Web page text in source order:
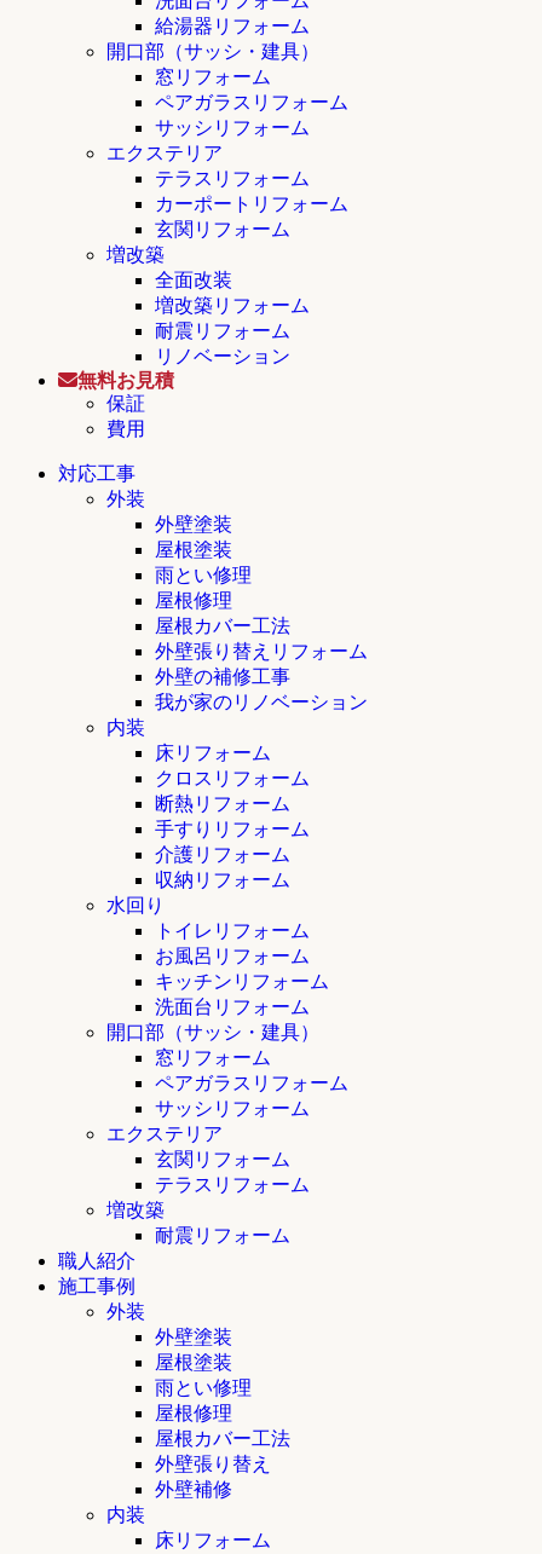
給湯器リフォーム
開口部（サッシ・建具）
窓リフォーム
ペアガラスリフォーム
サッシリフォーム
エクステリア
テラスリフォーム
カーポートリフォーム
玄関リフォーム
増改築
全面改装
増改築リフォーム
耐震リフォーム
リノベーション
無料お見積
保証
費用
対応工事
外装
外壁塗装
屋根塗装
雨とい修理
屋根修理
屋根カバー工法
外壁張り替えリフォーム
外壁の補修工事
我が家のリノベーション
内装
床リフォーム
クロスリフォーム
断熱リフォーム
手すりリフォーム
介護リフォーム
収納リフォーム
水回り
トイレリフォーム
お風呂リフォーム
キッチンリフォーム
洗面台リフォーム
開口部（サッシ・建具）
窓リフォーム
ペアガラスリフォーム
サッシリフォーム
エクステリア
玄関リフォーム
テラスリフォーム
増改築
耐震リフォーム
職人紹介
施工事例
外装
外壁塗装
屋根塗装
雨とい修理
屋根修理
屋根カバー工法
外壁張り替え
外壁補修
内装
床リフォーム